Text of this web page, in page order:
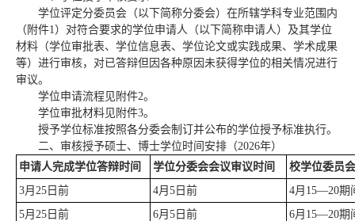
学位评定分委员会（以下简称分委会）在所辖学科专业范围内
（附件1）对符合要求的学位申请人（以下简称申请人）及其学位
材料（学位审批表、学位信息表、学位论文或实践成果、学术成果
等）进行审核，对已答辩但因各种原因未获得学位的相关情况进行
审议。
学位申请流程见附件2。
学位审批材料见附件3。
授予学位标准按照各分委会制订并公布的学位授予标准执行。
二、审核授予硕士、博士学位时间安排（2026年）
申请人完成学位答辩时间 学位分委会会议审议时间
校学位委员会
3月25日前
4月5日前
4月15—20期
5月25日前
6月5日前
6月15—20期